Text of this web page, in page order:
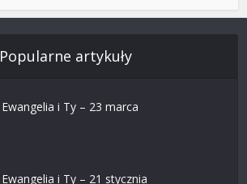
Popularne artykuły
Ewangelia i Ty – 23 marca
Ewangelia i Ty – 21 stycznia